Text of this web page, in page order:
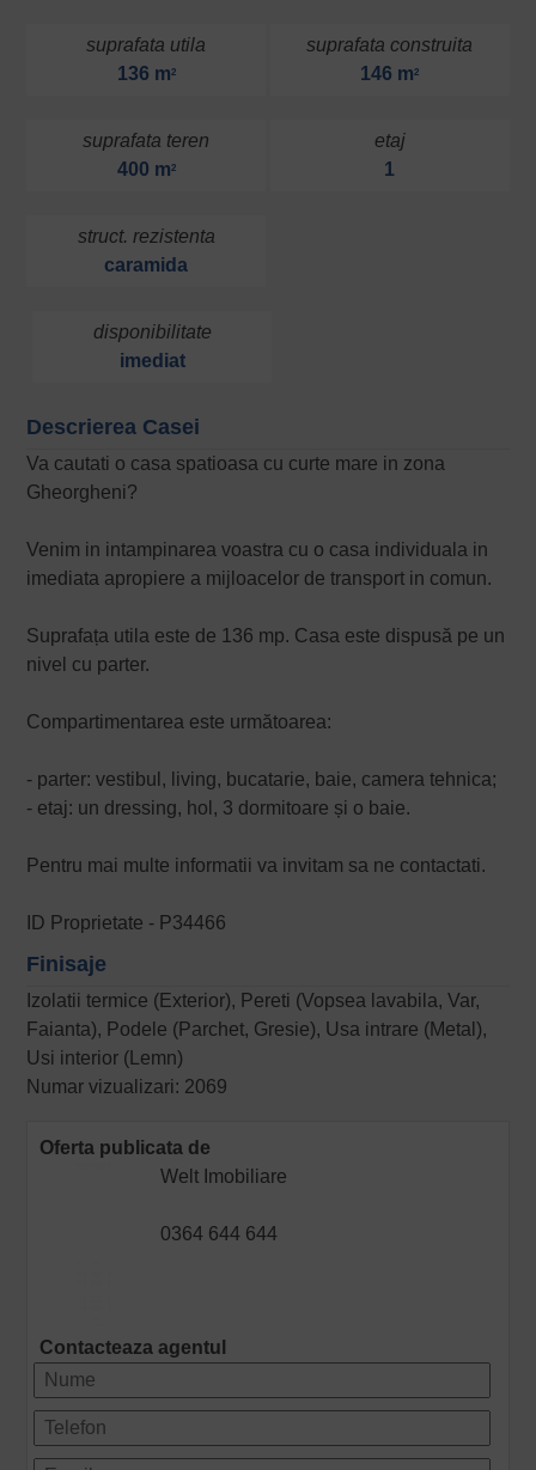
suprafata utila
136 m2
suprafata construita
146 m2
suprafata teren
400 m2
etaj
1
struct. rezistenta
caramida
disponibilitate
imediat
Descrierea Casei
Va cautati o casa spatioasa cu curte mare in zona
Gheorgheni?
Venim in intampinarea voastra cu o casa individuala in
imediata apropiere a mijloacelor de transport in comun.
Suprafața utila este de 136 mp. Casa este dispusă pe un
nivel cu parter.
Compartimentarea este următoarea:
- parter: vestibul, living, bucatarie, baie, camera tehnica;
- etaj: un dressing, hol, 3 dormitoare și o baie.
Pentru mai multe informatii va invitam sa ne contactati.
ID Proprietate - P34466
Finisaje
Izolatii termice (Exterior), Pereti (Vopsea lavabila, Var,
Faianta), Podele (Parchet, Gresie), Usa intrare (Metal),
Usi interior (Lemn)
Numar vizualizari: 2069
Oferta publicata de
Welt Imobiliare
0364 644 644
Contacteaza agentul